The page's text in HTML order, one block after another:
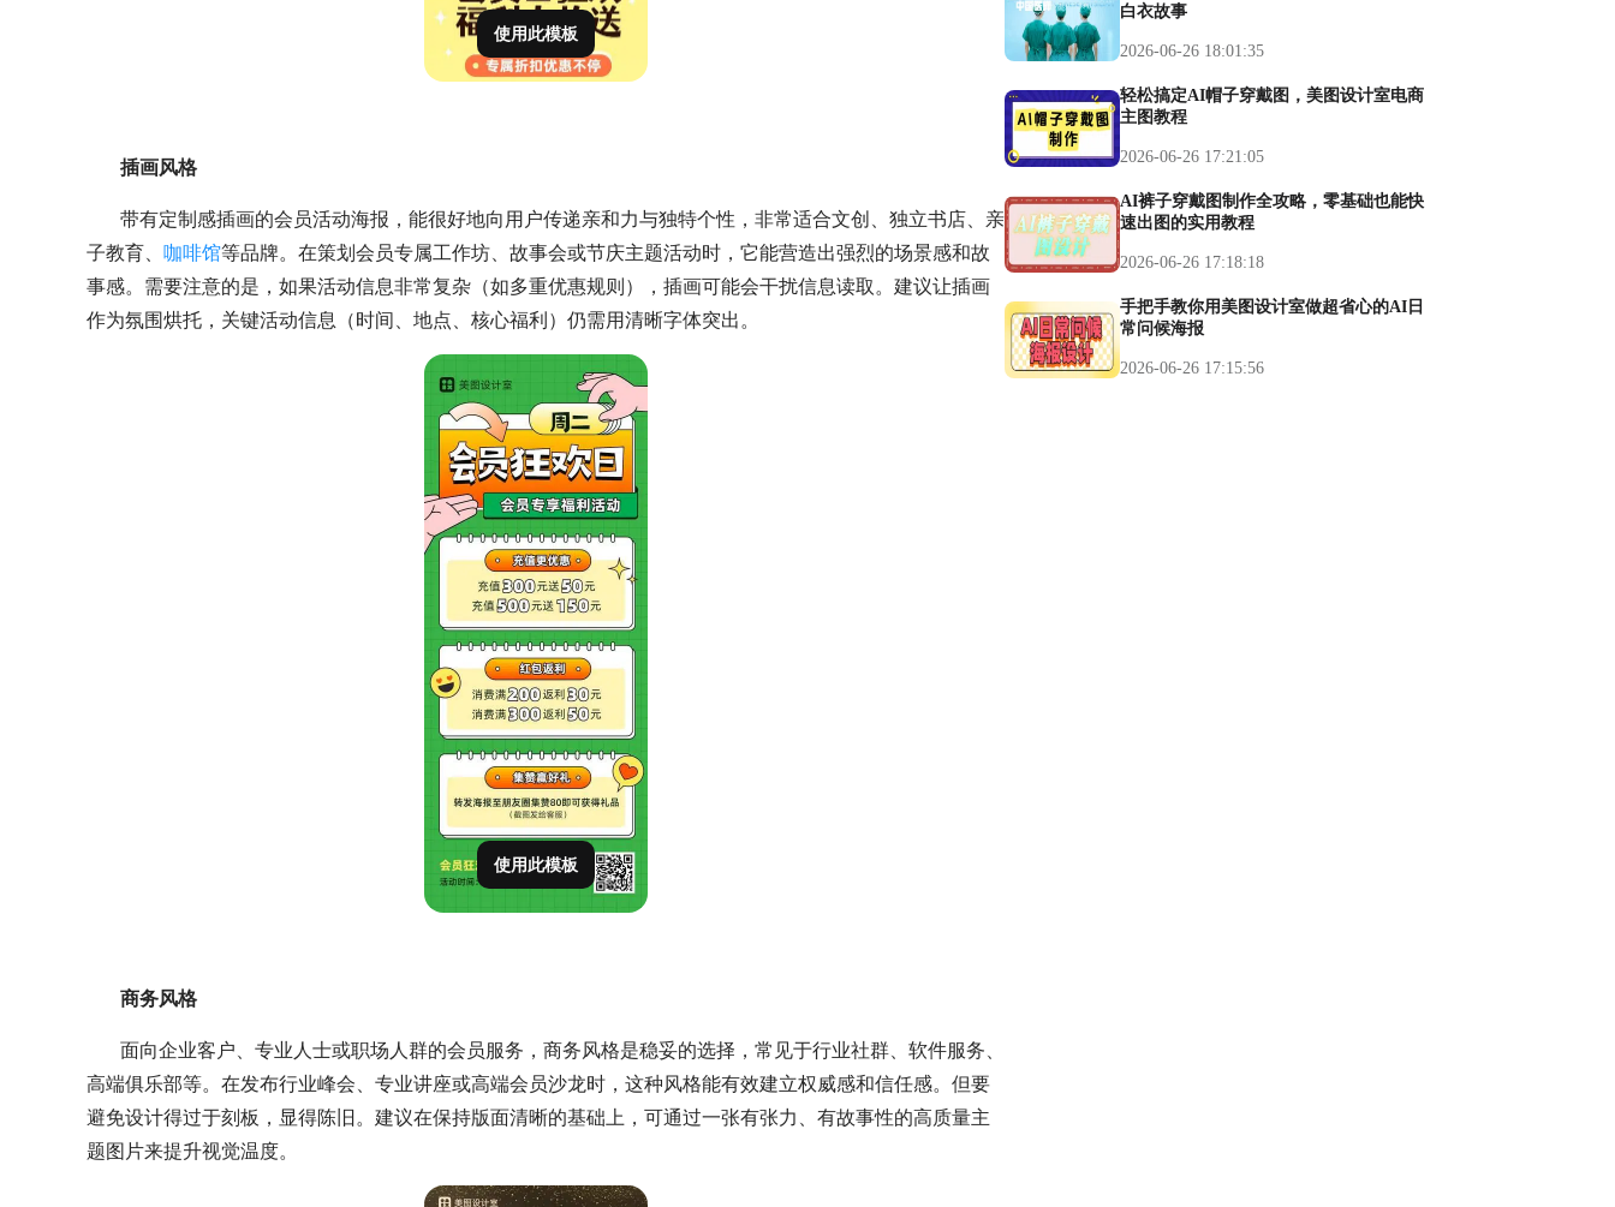
使用此模板
插画风格
带有定制感插画的会员活动海报，能很好地向用户传递亲和力与独特个性，非常适合文创、独立书店、亲
子教育、 咖啡馆等品牌。在策划会员专属工作坊、故事会或节庆主题活动时，它能营造出强烈的场景感和故
事感。需要注意的是，如果活动信息非常复杂（如多重优惠规则），插画可能会干扰信息读取。建议让插画
作为氛围烘托，关键活动信息（时间、地点、核心福利）仍需用清晰字体突出。
使用此模板
商务风格
面向企业客户、专业人士或职场人群的会员服务，商务风格是稳妥的选择，常见于行业社群、软件服务、
高端俱乐部等。在发布行业峰会、专业讲座或高端会员沙龙时，这种风格能有效建立权威感和信任感。但要
避免设计得过于刻板，显得陈旧。建议在保持版面清晰的基础上，可通过一张有张力、有故事性的高质量主
题图片来提升视觉温度。
白衣故事
2026-06-26 18:01:35
轻松搞定AI帽子穿戴图，美图设计室电商
主图教程
2026-06-26 17:21:05
AI裤子穿戴图制作全攻略，零基础也能快
速出图的实用教程
2026-06-26 17:18:18
手把手教你用美图设计室做超省心的AI日
常问候海报
2026-06-26 17:15:56